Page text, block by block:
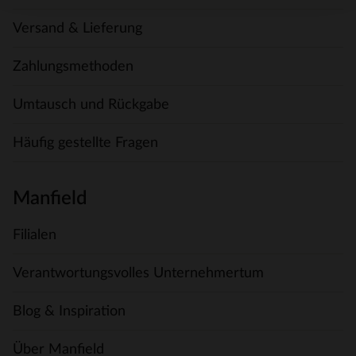
Versand & Lieferung
Zahlungsmethoden
Umtausch und Rückgabe
Häufig gestellte Fragen
Manfield
Filialen
Verantwortungsvolles Unternehmertum
Blog & Inspiration
Über Manfield